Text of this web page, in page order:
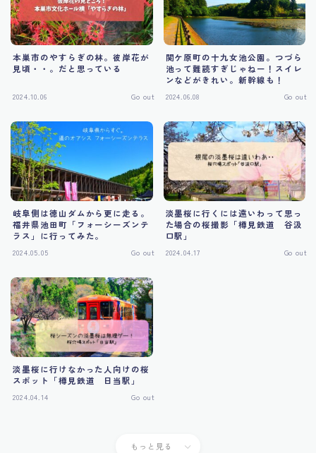
本巣市のやすらぎの林。彼岸花が
見頃・・。だと思っている
2024.10.06 Go out
関ケ原町の十九女池公園。つづら
池って難読すぎじゃねー！スイレ
ンなどがきれい。新幹線も！
2024.06.08 Go out
岐阜側は徳山ダムから更に走る。
福井県池田町「フォーシーズンテ
ラス」に行ってみた。
2024.05.05 Go out
淡墨桜に行くには遠いわって思っ
た場合の桜撮影「樽見鉄道 谷汲
口駅」
2024.04.17 Go out
淡墨桜に行けなかった人向けの桜
スポット「樽見鉄道 日当駅」
2024.04.14 Go out
もっと見る